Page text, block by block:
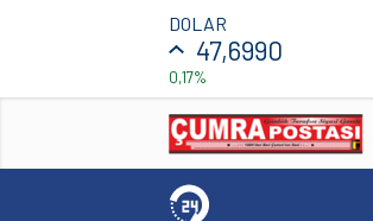
DOLAR
47,6990
0,17%